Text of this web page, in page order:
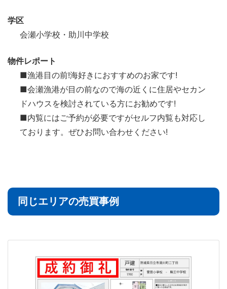
学区
会瀬小学校・助川中学校
物件レポート
■漁港目の前!海好きにおすすめのお家です!
■会瀬漁港が目の前なので海の近くに住居やセカン
ドハウスを検討されている方にお勧めです!
■内覧にはご予約が必要ですがセルフ内覧も対応し
ております。ぜひお問い合わせください!
同じエリアの売買事例